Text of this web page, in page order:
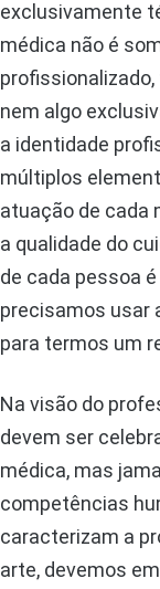
exclusivamente
médica não é
nem algo
a identidade
múltiplos
atuação de cada
a qualidade do
de cada pessoa
precisamos usar
para termos um
Na visão do
devem ser
médica, mas
competências
caracterizam a
arte, devemos